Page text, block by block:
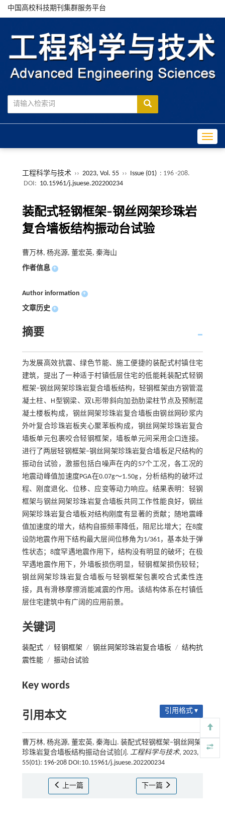
中国高校科技期刊集群服务平台
工程科学与技术 ›› 2023, Vol. 55 ›› Issue (01) : 196 -208.
DOI: 10.15961/j.jsuese.202200234
装配式轻钢框架–钢丝网架珍珠岩
复合墙板结构振动台试验
曹万林, 杨兆源, 董宏英, 秦海山
作者信息 +
Author information +
文章历史 +
摘要
为发展高效抗震、绿色节能、施工便捷的装配式村镇住宅
建筑，提出了一种适于村镇低层住宅的低能耗装配式轻钢
框架–钢丝网架珍珠岩复合墙板结构，轻钢框架由方钢管混
凝土柱、H型钢梁、双L形带斜向加劲肋梁柱节点及预制混
凝土楼板构成，钢丝网架珍珠岩复合墙板由钢丝网砂浆内
外叶复合珍珠岩板夹心聚苯板构成，钢丝网架珍珠岩复合
墙板单元包裹咬合轻钢框架，墙板单元间采用企口连接。
进行了两层轻钢框架–钢丝网架珍珠岩复合墙板足尺结构的
振动台试验，激振包括白噪声在内的57个工况，各工况的
地震动峰值加速度PGA在0.07g～1.50g，分析结构的破坏过
程、刚度退化、位移、应变等动力响应。结果表明：轻钢
框架与钢丝网架珍珠岩复合墙板共同工作性能良好，钢丝
网架珍珠岩复合墙板对结构刚度有显著的贡献；随地震峰
值加速度的增大，结构自振频率降低，阻尼比增大；在8度
设防地震作用下结构最大层间位移角为1/361，基本处于弹
性状态；8度罕遇地震作用下，结构没有明显的破坏；在极
罕遇地震作用下，外墙板损伤明显，轻钢框架损伤较轻；
钢丝网架珍珠岩复合墙板与轻钢框架包裹咬合式柔性连
接，具有滑移摩擦消能减震的作用。该结构体系在村镇低
层住宅建筑中有广阔的应用前景。
关键词
装配式 / 轻钢框架 / 钢丝网架珍珠岩复合墙板 / 结构抗
震性能 / 振动台试验
Key words
引用本文 引用格式 ▾
曹万林, 杨兆源, 董宏英, 秦海山. 装配式轻钢框架–钢丝网架
珍珠岩复合墙板结构振动台试验[J]. 工程科学与技术, 2023,
55(01): 196-208 DOI:10.15961/j.jsuese.202200234
上一篇 下一篇